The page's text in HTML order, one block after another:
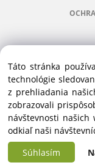
Copyright © 2016 ALVEX,
Táto stránka
technológie
z prehliadania
zobrazovali
návštevnosti našich
odkiaľ naši
Súhlasím